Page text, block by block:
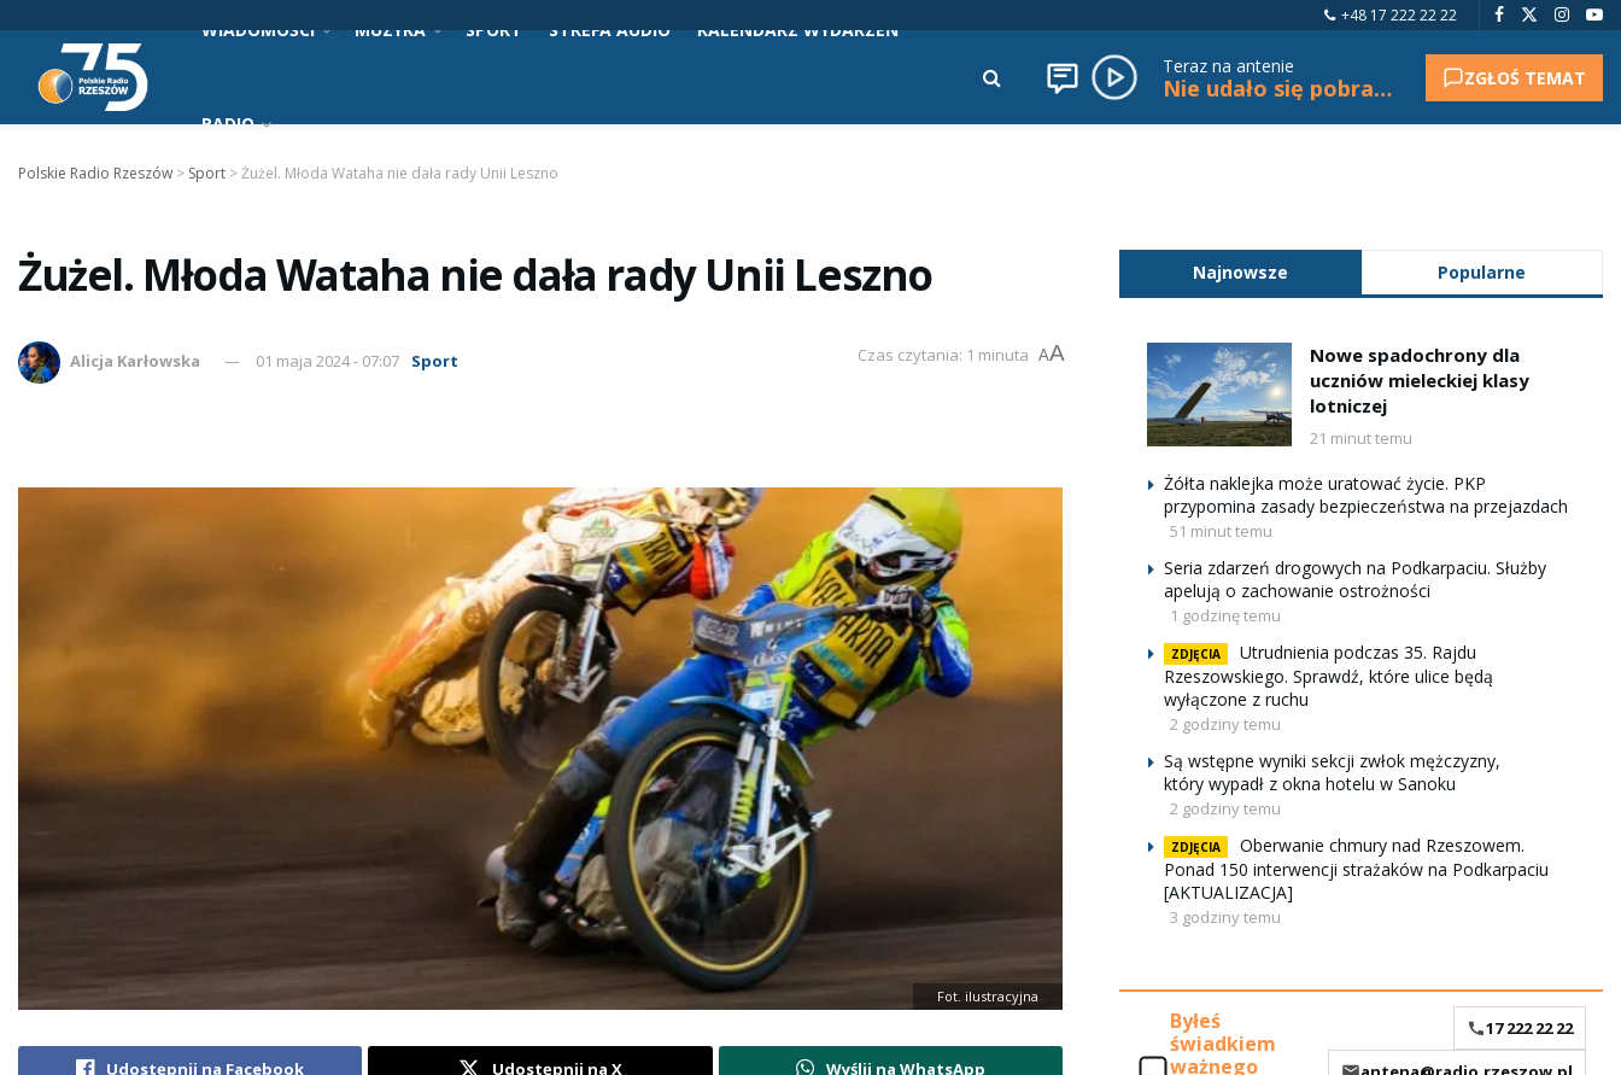
+48 17 222 22 22
WIADOMOŚCI MUZYKA SPORT STREFA AUDIO KALENDARZ WYDARZEŃ
RADIO
Teraz na antenie
Nie udało się pobrać tytułu. ZGŁOŚ TEMAT
Polskie Radio Rzeszów > Sport >Żużel. Młoda Wataha nie dała rady Unii Leszno
Żużel. Młoda Wataha nie dała rady Unii Leszno
Alicja Karłowska 01 maja 2024 - 07:07 Sport Czas czytania: 1 minuta AA
Fot. ilustracyjna
Udostępnij na Facebook Udostępnij na X Wyślij na WhatsApp
Najnowsze Popularne
Nowe spadochrony dla
uczniów mieleckiej klasy
lotniczej
21 minut temu
Żółta naklejka może uratować życie. PKP
przypomina zasady bezpieczeństwa na przejazdach
51 minut temu
Seria zdarzeń drogowych na Podkarpaciu. Służby
apelują o zachowanie ostrożności
1 godzinę temu
ZDJĘCIA
Utrudnienia podczas 35. Rajdu
Rzeszowskiego. Sprawdź, które ulice będą
wyłączone z ruchu
2 godziny temu
Są wstępne wyniki sekcji zwłok mężczyzny,
który wypadł z okna hotelu w Sanoku
2 godziny temu
ZDJĘCIA
Oberwanie chmury nad Rzeszowem.
Ponad 150 interwencji strażaków na Podkarpaciu
[AKTUALIZACJA]
3 godziny temu
Byłeś
świadkiem
ważnego
17 222 22 22